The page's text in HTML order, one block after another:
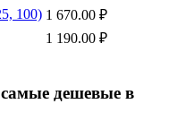
100) 1 670.00 ₽
1 190.00 ₽
дешевые в